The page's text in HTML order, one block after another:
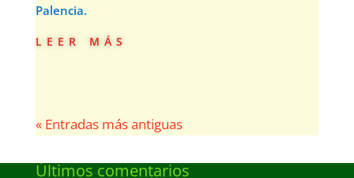
Palencia.
leer más
« Entradas más antiguas
Últimos comentarios